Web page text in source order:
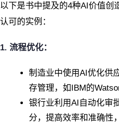
以下是书中提及的4种AI价值创
认可的实例：
1. 流程优化：
制造业中使用AI优化供
存管理，如IBM的
银行业利用AI自动化审
分，提高效率和准确性